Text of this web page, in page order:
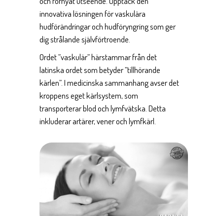
innovativa lösningen för vaskulära
hudförändringar och hudföryngring som ger
dig strålande självförtroende.
Ordet ”vaskulär” härstammar från det
latinska ordet som betyder ”tillhörande
kärlen”. I medicinska sammanhang avser det
kroppens eget kärlsystem, som
transporterar blod och lymfvätska. Detta
inkluderar artärer, vener och lymfkärl.